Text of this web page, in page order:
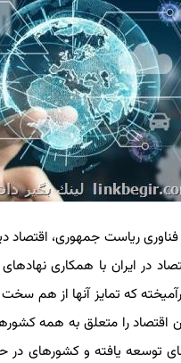
ریاست جمهوری، اقتصاد
که تمایز آنها از هم
عنوان شد. البته که این اقتصاد را
توسعه یافته و کشورهای در